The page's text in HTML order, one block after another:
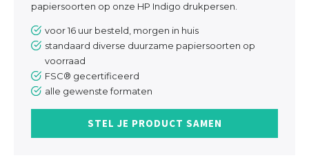
papiersoorten op onze HP Indigo drukpersen.
voor 16 uur besteld, morgen in huis
standaard diverse duurzame papiersoorten op
voorraad
FSC® gecertificeerd
alle gewenste formaten
STEL JE PRODUCT SAMEN